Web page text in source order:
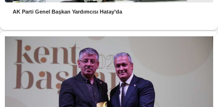
AK Parti Genel Başkan Yardımcısı Hatay’da